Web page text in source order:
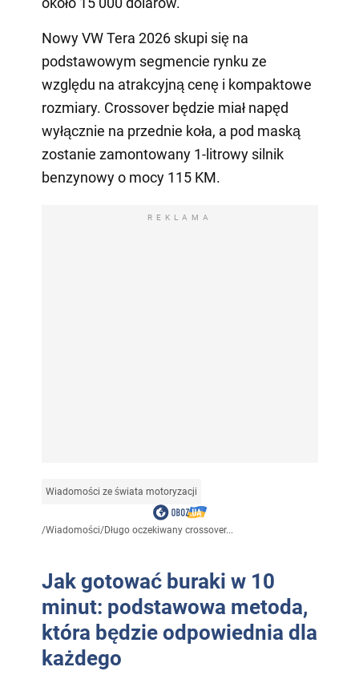
Nowy VW Tera 2026 skupi się na
podstawowym segmencie rynku ze
względu na atrakcyjną cenę i kompaktowe
rozmiary. Crossover będzie miał napęd
wyłącznie na przednie koła, a pod maską
zostanie zamontowany 1-litrowy silnik
benzynowy o mocy 115 KM.
REKLAMA
Wiadomości ze świata motoryzacji
/Wiadomości/Długo oczekiwany crossover...
Jak gotować buraki w 10
minut: podstawowa metoda,
która będzie odpowiednia dla
każdego